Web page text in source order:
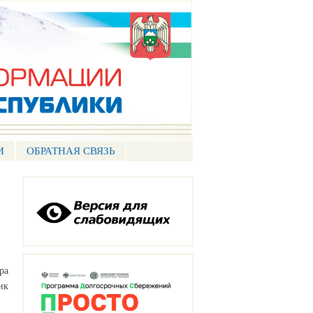
ОБРАТНАЯ СВЯЗЬ